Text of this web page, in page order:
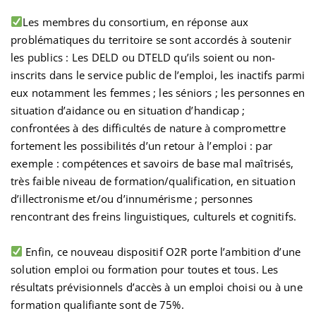
Les membres du consortium, en réponse aux
problématiques du territoire se sont accordés à soutenir
les publics : Les DELD ou DTELD qu’ils soient ou non-
inscrits dans le service public de l’emploi, les inactifs parmi
eux notamment les femmes ; les séniors ; les personnes en
situation d’aidance ou en situation d’handicap ;
confrontées à des difficultés de nature à compromettre
fortement les possibilités d’un retour à l’emploi : par
exemple : compétences et savoirs de base mal maîtrisés,
très faible niveau de formation/qualification, en situation
d’illectronisme et/ou d’innumérisme ; personnes
rencontrant des freins linguistiques, culturels et cognitifs.
Enfin, ce nouveau dispositif O2R porte l’ambition d’une
solution emploi ou formation pour toutes et tous. Les
résultats prévisionnels d’accès à un emploi choisi ou à une
formation qualifiante sont de 75%.